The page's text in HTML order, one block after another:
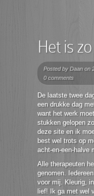
Het is
Posted by Daan on
0 comments
De laatste twee
een drukke dag
want het werk
stukken gelopen
deze site en ik
best wel trots op
acht-en-een-halve
Alle therapeuten
genomen.
voor mij. Kleurig,
lief! Ik ga met wel